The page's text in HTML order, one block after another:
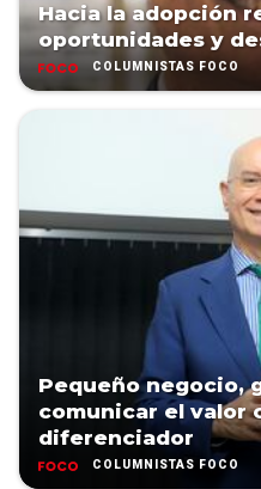
Hacia la adopción
oportunidades y
COLUMNISTAS FOCO
Pequeño negocio,
comunicar el valor
diferenciador
COLUMNISTAS FOCO